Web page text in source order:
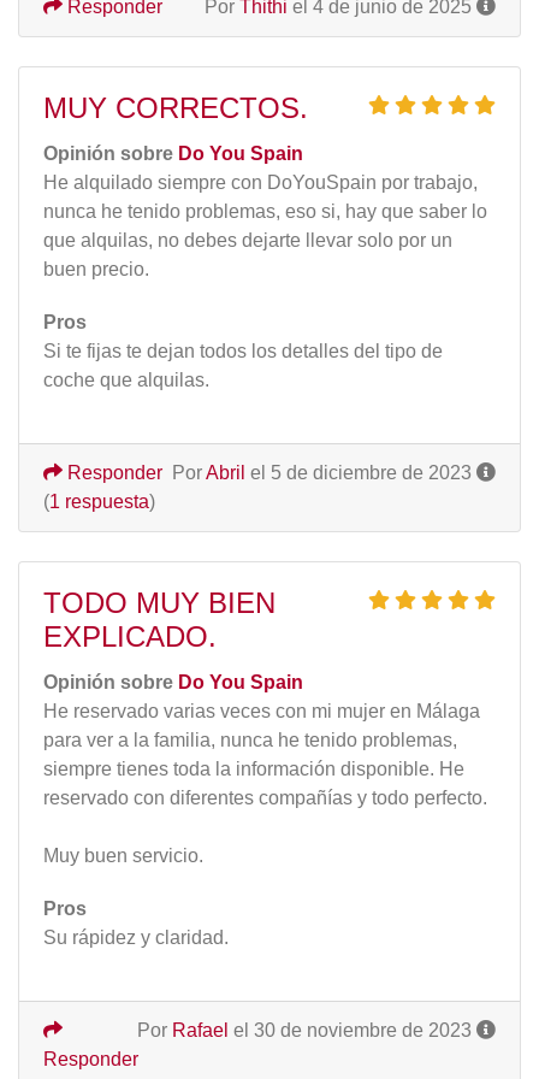
Por Thithi el 4 de junio de 2025
Responder
MUY CORRECTOS.
Opinión sobre Do You Spain
He alquilado siempre con DoYouSpain por trabajo,
nunca he tenido problemas, eso si, hay que saber lo
que alquilas, no debes dejarte llevar solo por un
buen precio.
Pros
Si te fijas te dejan todos los detalles del tipo de
coche que alquilas.
PorAbril el 5 de diciembre de 2023
Responder
(1 respuesta)
TODO MUY BIEN
EXPLICADO.
Opinión sobre Do You Spain
He reservado varias veces con mi mujer en Málaga
para ver a la familia, nunca he tenido problemas,
siempre tienes toda la información disponible. He
reservado con diferentes compañías y todo perfecto.
Muy buen servicio.
Pros
Su rápidez y claridad.
Por Rafael el 30 de noviembre de 2023
Responder